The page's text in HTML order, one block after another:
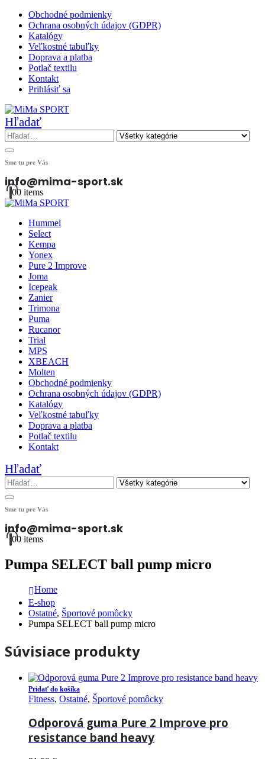
Obchodné podmienky
Ochrana osobných údajov (GDPR)
Katalógy
Veľkostné tabuľky
Doprava a platba
Potlač textilu
Kontakt
Prihlásiť sa
Hľadať
Sme tu pre Vás
info@mima-sport.sk
00 items
Hummel
Select
Kempa
Yonex
Pure 2 Improve
Joma
Icepeak
Zanier
Trimona
Puma
Rucanor
Trial
MPS
XBEACH
Molten
Obchodné podmienky
Ochrana osobných údajov (GDPR)
Katalógy
Veľkostné tabuľky
Doprava a platba
Potlač textilu
Kontakt
Hľadať
Sme tu pre Vás
info@mima-sport.sk
00 items
Pumpa SELECT ball pump micro
Home
E-shop
Ostatné, Športové pomôcky
Pumpa SELECT ball pump micro
Súvisiace produkty
Pridať do košíka
Fitness, Ostatné, Športové pomôcky
Odporová guma Pure 2 Improve pro
resistance band heavy